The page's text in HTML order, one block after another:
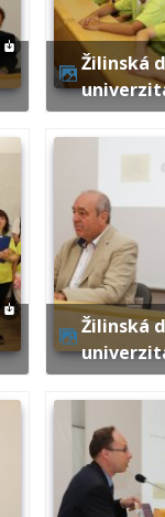
Žilinská detská
Žilinská detská